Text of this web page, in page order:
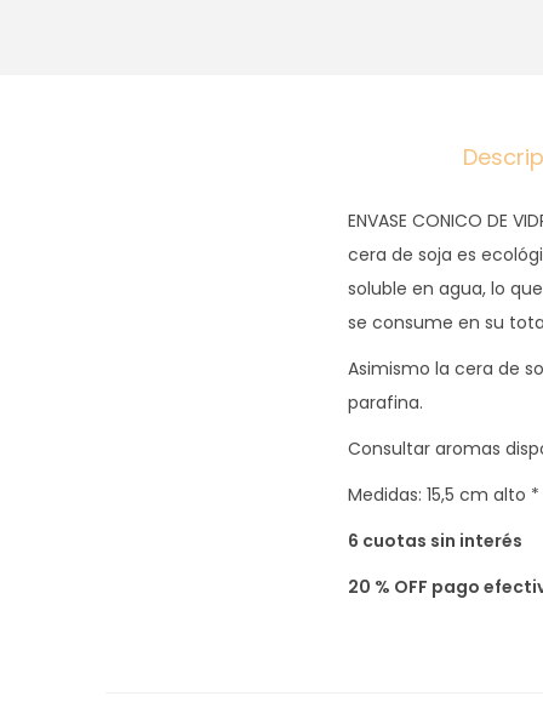
ENVASE CONICO DE
cera de soja es
soluble en agua, lo
se consume en su
Asimismo la cera de
parafina.
Consultar aromas
Medidas: 15,5 cm alto
6 cuotas sin interés
20 % OFF pago